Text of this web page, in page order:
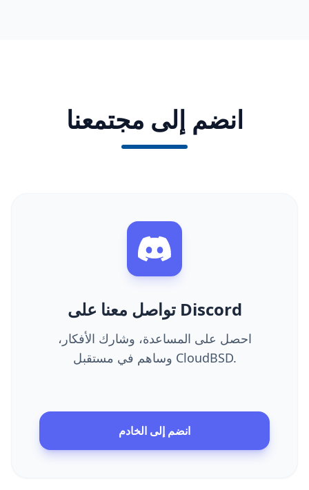
انضم إلى مجتمعنا
تواصل معنا على Discord
احصل على المساعدة، وشارك الأفكار،
وساهم في مستقبل CloudBSD.
انضم إلى الخادم